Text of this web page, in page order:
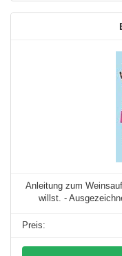
Anleitung zum
willst. -